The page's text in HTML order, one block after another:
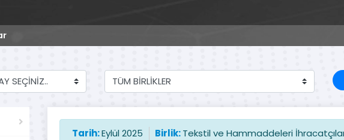
Tarih:Eylül 2025 Birlik:Tekstil ve Hammaddeleri